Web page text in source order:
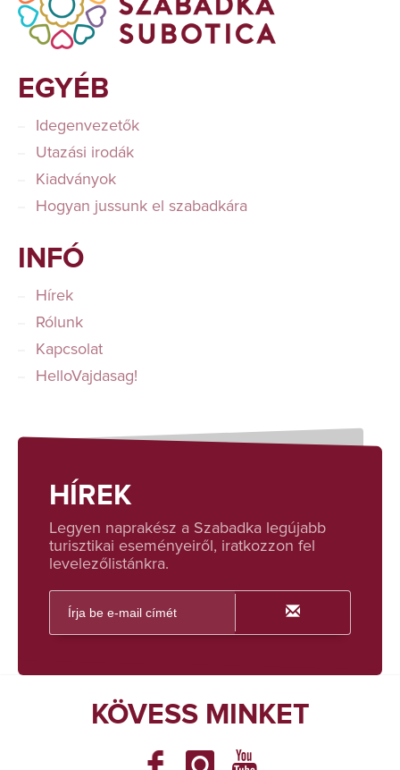
EGYÉB
Idegenvezetők
Utazási irodák
Kiadványok
Hogyan jussunk el szabadkára
INFÓ
Hírek
Rólunk
Kapcsolat
HelloVajdasag!
HÍREK
Legyen naprakész a Szabadka legújabb
turisztikai eseményeiről, iratkozzon fel
levelezőlistánkra.
KÖVESS MINKET